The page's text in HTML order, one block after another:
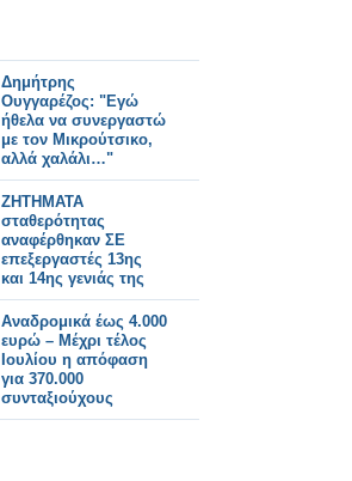
Δημήτρης
Ουγγαρέζος: "Εγώ
ήθελα να συνεργαστώ
με τον Μικρούτσικο,
αλλά χαλάλι…"
ΖΗΤΗΜΑΤΑ
σταθερότητας
αναφέρθηκαν ΣΕ
επεξεργαστές 13ης
και 14ης γενιάς της
Intel
Αναδρομικά έως 4.000
ευρώ – Μέχρι τέλος
Ιουλίου η απόφαση
για 370.000
συνταξιούχους